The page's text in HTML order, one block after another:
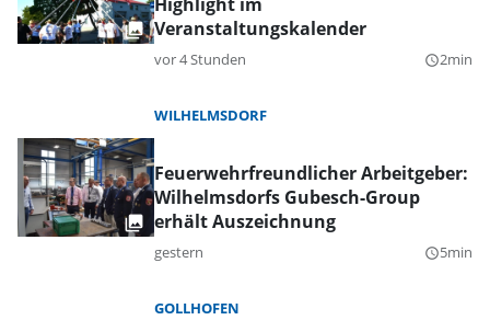
Veranstaltungskalender
vor 4 Stunden query_builder2min
WILHELMSDORF
Feuerwehrfreundlicher Arbeitgeber:
Wilhelmsdorfs Gubesch-Group
erhält Auszeichnung
gestern query_builder5min
GOLLHOFEN